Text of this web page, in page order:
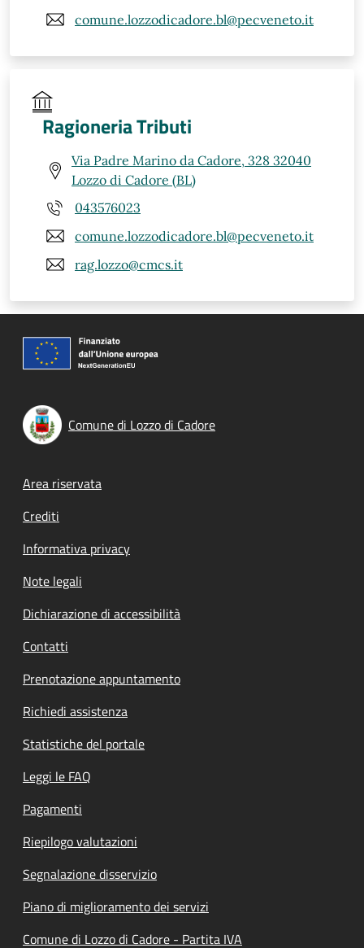
comune.lozzodicadore.bl@pecveneto.it
Ragioneria Tributi
Via Padre Marino da Cadore, 328 32040
Lozzo di Cadore (BL)
043576023
comune.lozzodicadore.bl@pecveneto.it
rag.lozzo@cmcs.it
Comune di Lozzo di Cadore
Footer menu
Area riservata
Crediti
Informativa privacy
Note legali
Dichiarazione di accessibilità
Contatti
Prenotazione appuntamento
Richiedi assistenza
Statistiche del portale
Leggi le FAQ
Pagamenti
Riepilogo valutazioni
Segnalazione disservizio
Piano di miglioramento dei servizi
Comune di Lozzo di Cadore - Partita IVA